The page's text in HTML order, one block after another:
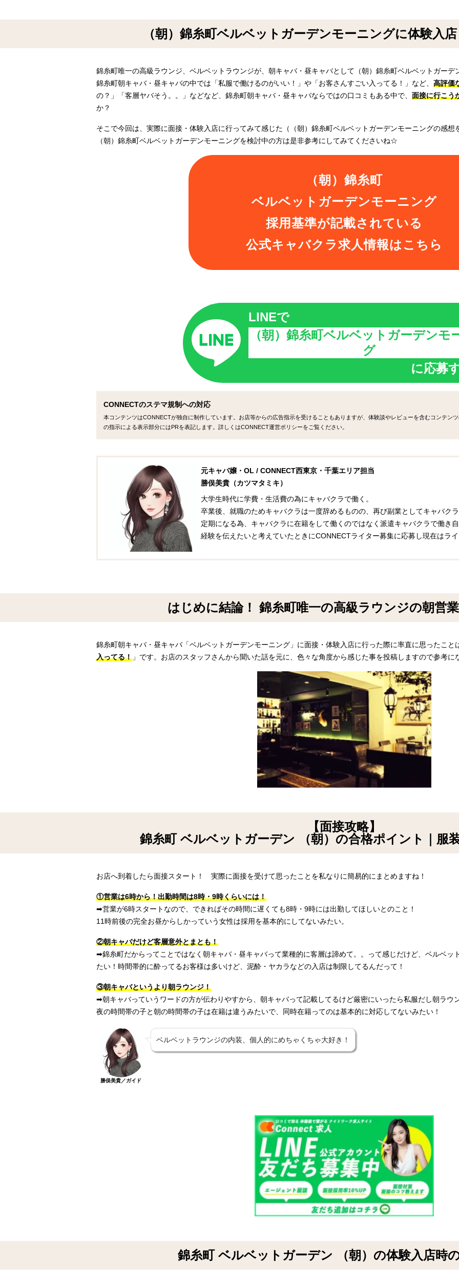
（朝）錦糸町ベルベットガーデンモーニングに体験入
錦糸町唯一の高級ラウンジ、ベルベットラウンジが、朝キャバ・昼キャバとして（朝）錦糸町ベルベットガーデ
錦糸町朝キャバ・昼キャバの中では「私服で働けるのがいい！」や「お客さんすごい入ってる！」など、 高評価
の？」「客層ヤバそう。。」などなど、錦糸町朝キャバ・昼キャバならではの口コミもある中で、 面接に行こう
か？
そこで今回は、実際に面接・体験入店に行ってみて感じた（（朝）錦糸町ベルベットガーデンモーニングの感想
（朝）錦糸町ベルベットガーデンモーニングを検討中の方は是非参考にしてみてくださいね☆
（朝）錦糸町
ベルベットガーデンモーニング
採用基準が記載されている
公式キャバクラ求人情報はこちら
LINEで
（朝）錦糸町ベルベットガーデンモ
グ
に応募
CONNECTのステマ規制への対応
本コンテンツはCONNECTが独自に制作しています。お店等からの広告指示を受けることもありますが、体験談やレビューを含むコンテン
の指示による表示部分にはPRを表記します。詳しくはCONNECT運営ポリシーをご覧ください。
元キャバ嬢・OL / CONNECT西東京・千葉エリア担当
勝俣美貴（カツマタミキ）
大学生時代に学費・生活費の為にキャバクラで働く。
卒業後、就職のためキャバクラは一度辞めるものの、再び副業としてキャバク
定期になる為、キャバクラに在籍をして働くのではなく派遣キャバクラで働き
経験を伝えたいと考えていたときにCONNECTライター募集に応募し現在はラ
はじめに結論！ 錦糸町唯一の高級ラウンジの朝営
錦糸町朝キャバ・昼キャバ「ベルベットガーデンモーニング」に面接・体験入店に行った際に率直に思ったこと
入ってる！ 」です。お店のスタッフさんから聞いた話を元に、色々な角度から感じた事を投稿しますので参考に
【面接攻略】
錦糸町 ベルベットガーデン （朝）の合格ポイント｜服
お店へ到着したら面接スタート！ 実際に面接を受けて思ったことを私なりに簡易的にまとめますね！
①営業は6時から！出勤時間は8時・9時くらいには！
➡︎営業が6時スタートなので、できればその時間に遅くても8時・9時には出勤してほしいとのこと！
11時前後の完全お昼からしかっていう女性は採用を基本的にしてないみたい。
②朝キャバだけど客層意外とまとも！
➡︎錦糸町だからってことではなく朝キャバ・昼キャバって業種的に客層は諦めて。。って感じだけど、ベルベッ
たい！時間帯的に酔ってるお客様は多いけど、泥酔・ヤカラなどの入店は制限してるんだって！
③朝キャバというより朝ラウンジ！
➡︎朝キャバっていうワードの方が伝わりやすから、朝キャバって記載してるけど厳密にいったら私服だし朝ラウ
夜の時間帯の子と朝の時間帯の子は在籍は違うみたいで、同時在籍ってのは基本的に対応してないみたい！
勝俣美貴／ガイド
ベルベットラウンジの内装、個人的にめちゃくちゃ大好き！
錦糸町 ベルベットガーデン （朝）の体験入店時